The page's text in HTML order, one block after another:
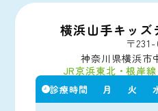
横浜山手キッズ
〒
神奈川県横浜市
JR京浜東北・根岸
診療時間 月 火